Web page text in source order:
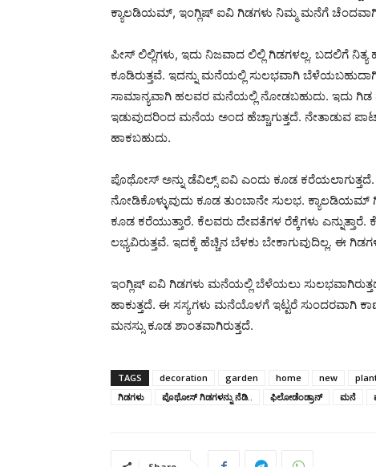
ಕ್ಯಾಲಡಿಯಮ್, ಇಂಗ್ಲಿಷ್ ಐವಿ ಗಿಡಗಳು ನಿಮ್ಮ ಮನೆಗೆ ಚೆಂದವಾಗಿ
ಪೀಸ್ ಲಿಲ್ಲಿಗಳು, ಇದು ನಿಜವಾದ ಲಿಲ್ಲಿ ಗಿಡಗಳಲ್ಲ. ಬದಲಿಗೆ
ಕೂಡಿರುತ್ತವೆ. ಇದನ್ನು ಮನೆಯಲ್ಲಿ ಸುಲಭವಾಗಿ
ಸಾಮಾನ್ಯವಾಗಿ ಹಲವರ ಮನೆಯಲ್ಲಿ ನೋಡಬಹುದು. ಇದು ಗಿಡ
ಇಡುವುದರಿಂದ ಮನೆಯ ಅಂದ ಹೆಚ್ಚಾಗುತ್ತದೆ. ನೇತಾಡುವ
ಹಾಕಬಹುದು.
ಪೊಥೋಸ್ ಅನ್ನು ಡೆವಿಲ್ಸ್ ಐವಿ ಎಂದು ಕೂಡ ಕರೆಯಲಾಗುತ್ತದೆ.
ನೋಡಿಕೊಳ್ಳುವುದು ಕೂಡ ತುಂಬಾನೇ ಸುಲಭ.
ಕೂಡ ಕರೆಯುತ್ತಾರೆ. ಕೆಲವರು ದೇವತೆಗಳ ರೆಕ್ಕೆಗಳು
ಲಭ್ಯವಿರುತ್ತವೆ. ಇದಕ್ಕೆ ಹೆಚ್ಚಿನ ಬೆಳಕು ಬೇಕಾಗುವುದಿಲ್ಲ. ಈ
ಇಂಗ್ಲಿಷ್ ಐವಿ ಗಿಡಗಳು ಮನೆಯಲ್ಲಿ ಬೆಳೆಯಲು
ಹಾಕುತ್ತದೆ. ಈ ಸಸ್ಯಗಳು ಮನೆಯೊಳಗೆ ಇಟ್ಟರೆ ಸುಂದರವಾಗಿ
ಮನಸ್ಸು ಕೂಡ ಶಾಂತವಾಗಿರುತ್ತದೆ.
TAGS decoration garden home new
ಗಿಡಗಳು
ಪೊಥೋಸ್ ಗಿಡಗಳನ್ನು ನೆಡಿ.. ಫಿಲೋಡೆಂಡ್ರಾನ್ ಮನೆ